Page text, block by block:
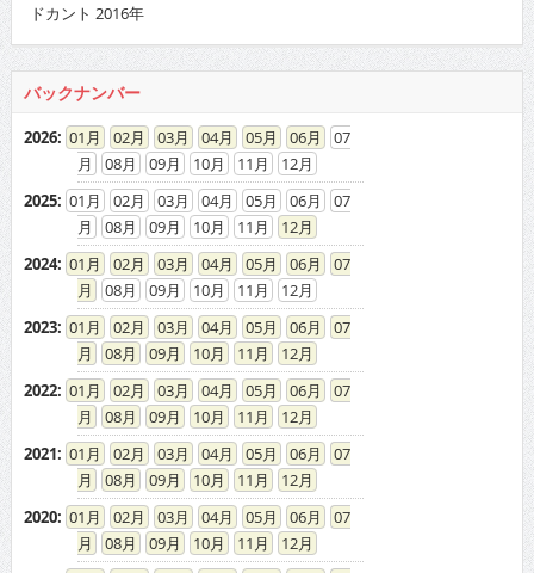
ドカント 2016年
バックナンバー
2026: 01 02 03 04 05 06
07
08
09 10 11
12
2025: 01 02 03 04 05 06
07
08
09 10 11
12
2024: 01 02 03 04 05 06
07
08
09 10 11
12
2023: 01 02 03 04 05 06
07
08
09 10 11
12
2022: 01 02 03 04 05 06
07
08
09 10 11
12
2021: 01 02 03 04 05 06
07
08
09 10 11
12
2020: 01 02 03 04 05 06
07
08
09 10 11
12